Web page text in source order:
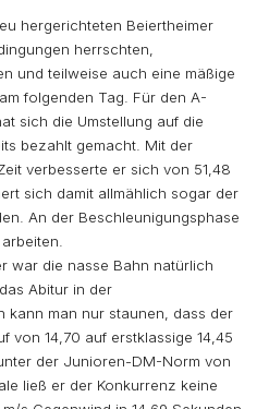
hergerichteten Beiertheimer
herrschten,
und teilweise auch eine mäßige
folgenden Tag. Für den A-
sich die Umstellung auf die
bezahlt gemacht. Mit der
verbesserte er sich von 51,48
sich damit allmählich sogar der
An der Beschleunigungsphase
war die nasse Bahn natürlich
Abitur in der
kann man nur staunen, dass der
von 14,70 auf erstklassige 14,45
der Junioren-DM-Norm von
ließ er der Konkurrenz keine